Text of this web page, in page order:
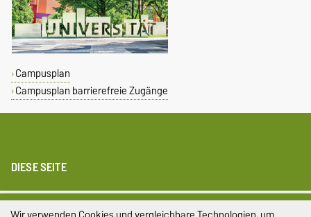
Campusplan
Campusplan barrierefreie Zugänge
DIESE SEITE
Impressum